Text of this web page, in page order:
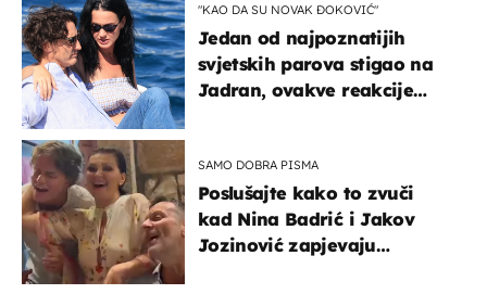
"KAO DA SU NOVAK ĐOKOVIĆ"
Jedan od najpoznatijih
svjetskih parova stigao na
Jadran, ovakve reakcije
SAMO DOBRA PISMA
Poslušajte kako to zvuči
kad Nina Badrić i Jakov
Jozinović zapjevaju